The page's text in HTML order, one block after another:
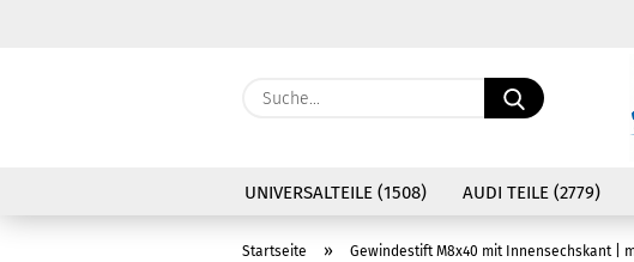
Suche...
UNIVERSALTEILE (1508) AUDI TEILE (2779)
Startseite » Gewindestift M8x40 mit Innensechskant |